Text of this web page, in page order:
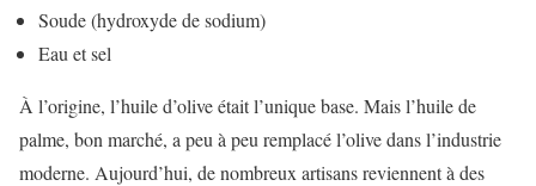
Soude (hydroxyde de sodium)
Eau et sel
À l’origine, l’huile d’olive était l’unique base. Mais l’huile de
palme, bon marché, a peu à peu remplacé l’olive dans l’industrie
moderne. Aujourd’hui, de nombreux artisans reviennent à des